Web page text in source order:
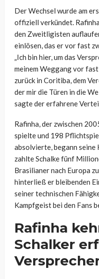
Der Wechsel wurde am
offiziell verkündet.
den Zweitligisten
einlösen, das er vor fast
„Ich bin hier, um das
meinem Weggang vor
zurück in Coritiba, dem
der mir die Türen in die
sagte der erfahrene
Rafinha, der zwischen
spielte und 198
absolvierte, begann
zahlte Schalke fünf
Brasilianer nach Europa
hinterließ er bleibenden
seiner technischen
Kampfgeist bei den Fans
Rafinha
Schalker